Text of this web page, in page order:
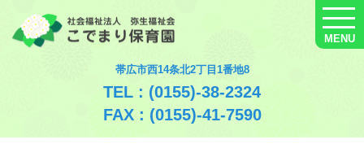
帯広市西14条北2丁目1番地8
TEL : (0155)-38-2324
FAX : (0155)-41-7590
MENU